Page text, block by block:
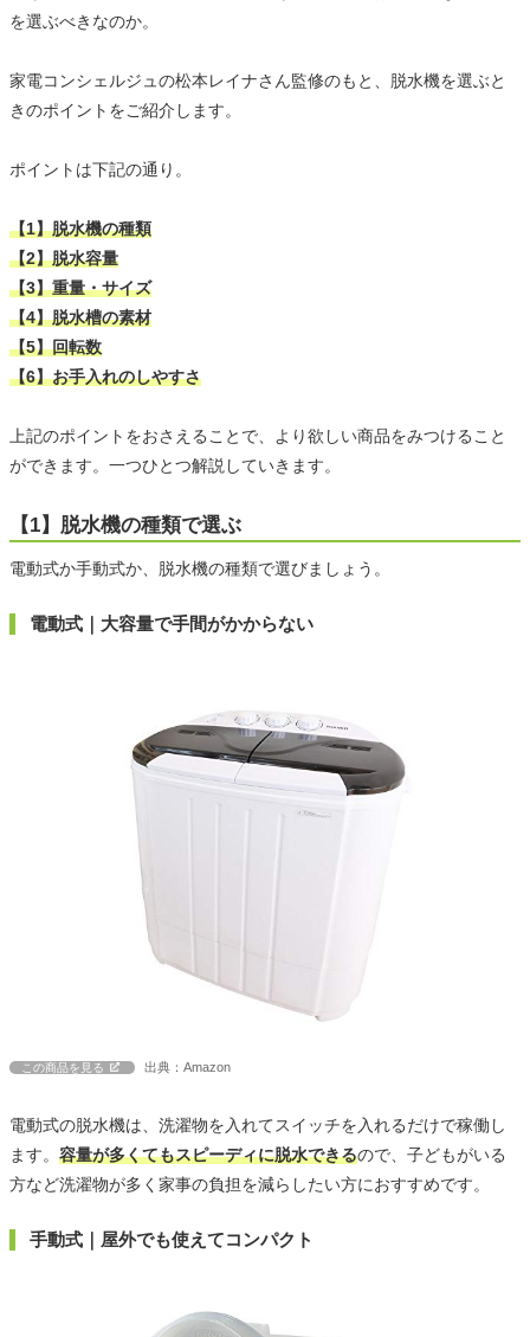
を選ぶべきなのか。
家電コンシェルジュの松本レイナさん監修のもと、脱水機を選ぶと
きのポイントをご紹介します。
ポイントは下記の通り。
【1】脱水機の種類
【2】脱水容量
【3】重量・サイズ
【4】脱水槽の素材
【5】回転数
【6】お手入れのしやすさ
上記のポイントをおさえることで、より欲しい商品をみつけること
ができます。一つひとつ解説していきます。
【1】脱水機の種類で選ぶ
電動式か手動式か、脱水機の種類で選びましょう。
電動式｜大容量で手間がかからない
この商品を見る 出典：Amazon
電動式の脱水機は、洗濯物を入れてスイッチを入れるだけで稼働し
ます。 容量が多くてもスピーディに脱水できるので、子どもがいる
方など洗濯物が多く家事の負担を減らしたい方におすすめです。
手動式｜屋外でも使えてコンパクト